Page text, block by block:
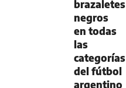
brazaletes
negros
en todas
las
categorías
del fútbol
argentino